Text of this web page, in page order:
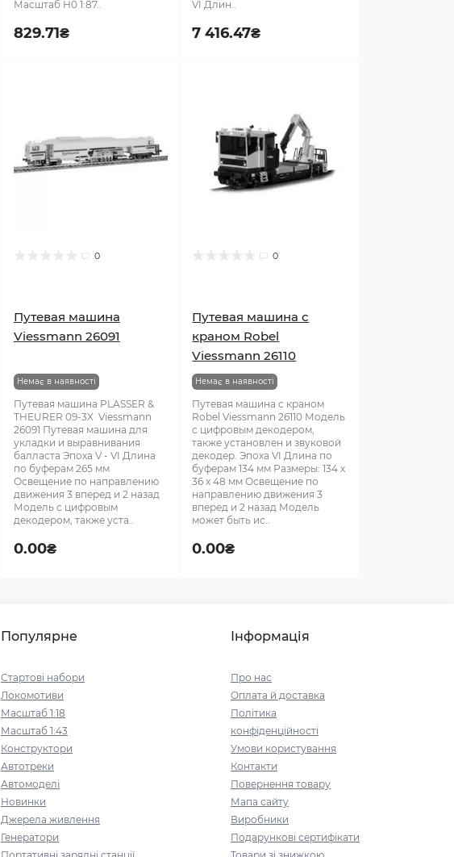
Масштаб Н0 1:87..
829.71₴
VI Длин..
7 416.47₴
0
Путевая машина
Viessmann 26091
Немає в наявності
Путевая машина PLASSER &
THEURER 09-3X Viessmann
26091 Путевая машина для
укладки и выравнивания
балласта Эпоха V - VI Длина
по буферам 265 мм
Освещение по направлению
движения 3 вперед и 2 назад
Модель с цифровым
декодером, также уста..
0.00₴
0
Путевая машина с
краном Robel
Viessmann 26110
Немає в наявності
Путевая машина с краном
Robel Viessmann 26110 Модель
с цифровым декодером,
также установлен и звуковой
декодер. Эпоха VI Длина по
буферам 134 мм Размеры: 134 х
36 х 48 мм Освещение по
направлению движения 3
вперед и 2 назад Модель
может быть ис..
0.00₴
Популярне
Стартові набори
Локомотиви
Масштаб 1:18
Масштаб 1:43
Конструктори
Автотреки
Автомоделі
Новинки
Джерела живлення
Генератори
Інформація
Про нас
Оплата й доставка
Політика
конфіденційності
Умови користування
Контакти
Повернення товару
Мапа сайту
Виробники
Подарункові сертифікати